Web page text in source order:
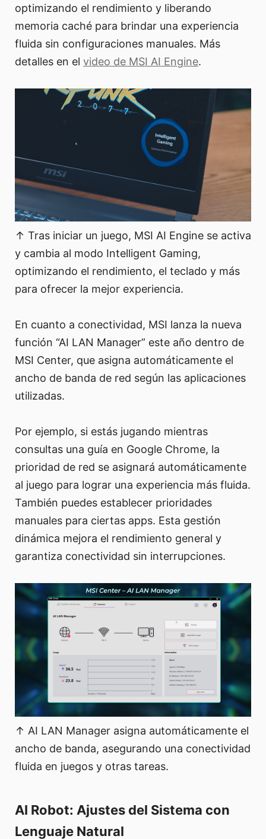
optimizando el rendimiento y liberando
memoria caché para brindar una experiencia
fluida sin configuraciones manuales. Más
detalles en el video de MSI AI Engine.
↑ Tras iniciar un juego, MSI AI Engine se activa
y cambia al modo Intelligent Gaming,
optimizando el rendimiento, el teclado y más
para ofrecer la mejor experiencia.
En cuanto a conectividad, MSI lanza la nueva
función “AI LAN Manager” este año dentro de
MSI Center, que asigna automáticamente el
ancho de banda de red según las aplicaciones
utilizadas.
Por ejemplo, si estás jugando mientras
consultas una guía en Google Chrome, la
prioridad de red se asignará automáticamente
al juego para lograr una experiencia más fluida.
También puedes establecer prioridades
manuales para ciertas apps. Esta gestión
dinámica mejora el rendimiento general y
garantiza conectividad sin interrupciones.
↑ AI LAN Manager asigna automáticamente el
ancho de banda, asegurando una conectividad
fluida en juegos y otras tareas.
AI Robot: Ajustes del Sistema con
Lenguaje Natural